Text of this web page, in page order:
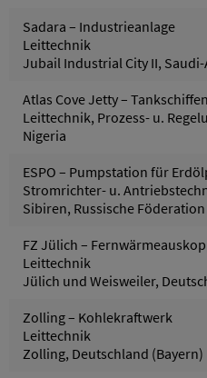
Sadara – Industrieanlage
Leittechnik
Jubail Industrial City II,
Atlas Cove Jetty –
Leittechnik, Prozess- u.
Nigeria
ESPO – Pumpstation für
Stromrichter- u.
Sibiren, Russische Föderation
FZ Jülich –
Leittechnik
Jülich und Weisweiler,
Zolling – Kohlekraftwerk
Leittechnik
Zolling, Deutschland (Bayern)